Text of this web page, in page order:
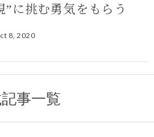
”に挑む勇気をもらう
8, 2020
事一覧